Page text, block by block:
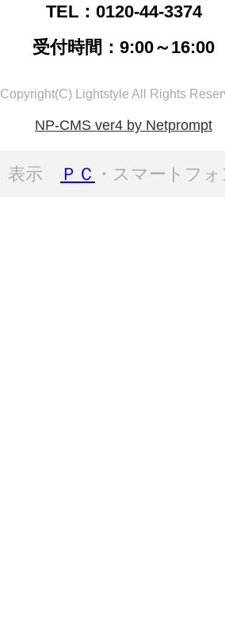
TEL：0120-44-3374
受付時間：9:00～16:00
Copyright(C) Lightstyle All Rights
NP-CMS ver4 by Netprompt
表示 ＰＣ ・スマートフ